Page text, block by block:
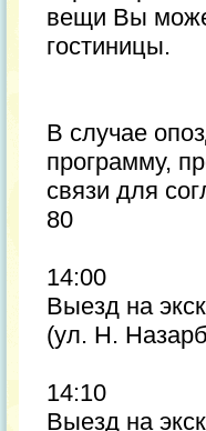
вещи Вы
гостиницы.
В случае
программу,
связи для
80
14:00
Выезд на
(ул. Н.
14:10
Выезд на